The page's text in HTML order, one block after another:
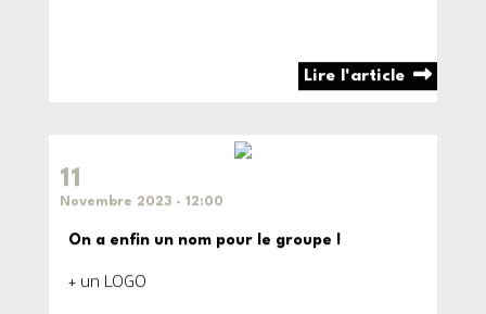
Lire l'article
11
Novembre 2023 - 12:00
On a enfin un nom pour le groupe !
+ un LOGO